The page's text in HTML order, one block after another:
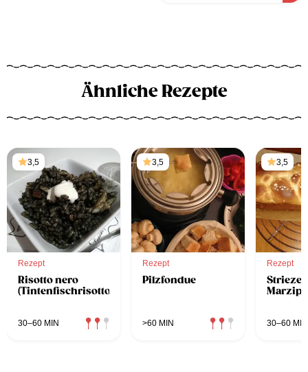
Ähnliche Rezepte
3,5
Rezept
Risotto nero
(Tintenfischrisotto)
30–60 MIN
3,5
Rezept
Pilzfondue
>60 MIN
3,5
Rezept
Striezel
30–60 MIN